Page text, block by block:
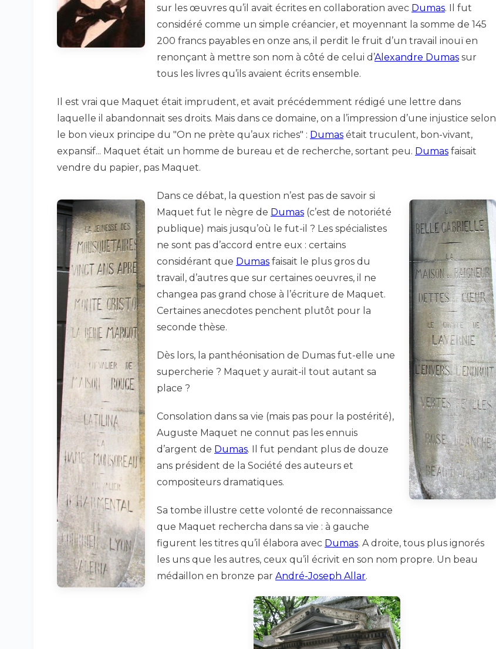
sur les œuvres qu’il avait écrites en collaboration avec Dumas. Il fut
considéré comme un simple créancier, et moyennant la somme de 145
200 francs payables en onze ans, il perdit le fruit d’un travail inouï en
renonçant à mettre son nom à côté de celui d’Alexandre Dumas sur
tous les livres qu’ils avaient écrits ensemble.
Il est vrai que Maquet était imprudent, et avait précédemment rédigé une lettre dans
laquelle il abandonnait ses droits. Mais dans ce domaine, on a l’impression d’une injustice selon
le bon vieux principe du "On ne prète qu’aux riches" : Dumas était truculent, bon-vivant,
expansif... Maquet était un homme de bureau et de recherche, sortant peu. Dumas faisait
vendre du papier, pas Maquet.
Dans ce débat, la question n’est pas de savoir si
Maquet fut le nègre de Dumas (c’est de notoriété
publique) mais jusqu’où le fut-il ? Les spécialistes
ne sont pas d’accord entre eux : certains
considérant que Dumas faisait le plus gros du
travail, d’autres que sur certaines oeuvres, il ne
changea pas grand chose à l’écriture de Maquet.
Certaines anecdotes penchent plutôt pour la
seconde thèse.
Dès lors, la panthéonisation de Dumas fut-elle une
supercherie ? Maquet y aurait-il tout autant sa
place ?
Consolation dans sa vie (mais pas pour la postérité),
Auguste Maquet ne connut pas les ennuis
d’argent de Dumas. Il fut pendant plus de douze
ans président de la Société des auteurs et
compositeurs dramatiques.
Sa tombe illustre cette volonté de reconnaissance
que Maquet rechercha dans sa vie : à gauche
figurent les titres qu’il élabora avec Dumas. A droite, tous plus ignorés
les uns que les autres, ceux qu’il écrivit en son nom propre. Un beau
médaillon en bronze par André-Joseph Allar.